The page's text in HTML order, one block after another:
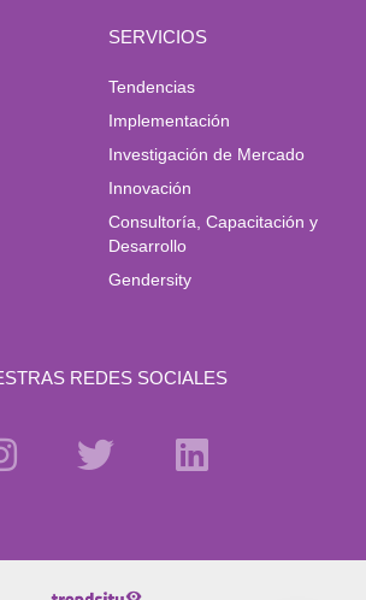
SERVICIOS
Tendencias
Implementación
Investigación de Mercado
Innovación
Consultoría, Capacitación y
Desarrollo
Gendersity
REDES SOCIALES